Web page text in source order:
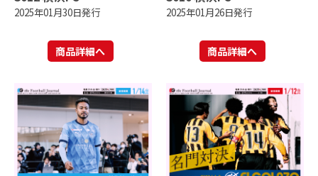
2025年01月30日発行
商品詳細へ
2025年01月26日発行
商品詳細へ